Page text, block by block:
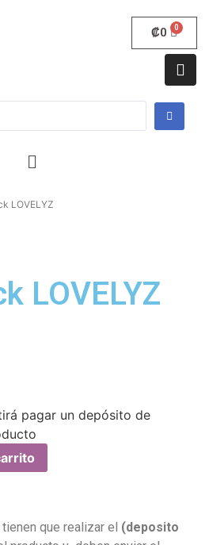
₡0
LOVELYZ
LOVELYZ
pagar un depósito de
que realizar el (deposito